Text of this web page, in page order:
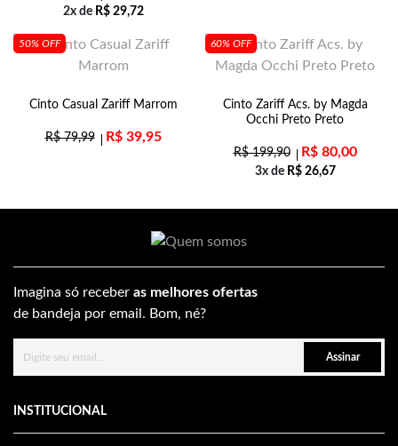
2x de R$29,72
50% OFF
Cinto Casual Zariff Marrom
R$79,99 R$39,95
60% OFF
Cinto Zariff Acs. by Magda
Occhi Preto Preto
R$199,90 R$80,00
3x de R$26,67
Imagina só receber as melhores ofertas
de bandeja por email. Bom, né?
Assinar
INSTITUCIONAL